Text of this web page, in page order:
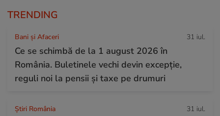
TRENDING
Bani și Afaceri 31 iul.
Ce se schimbă de la 1 august 2026 în
România. Buletinele vechi devin excepție,
reguli noi la pensii și taxe pe drumuri
Știri România 31 iul.